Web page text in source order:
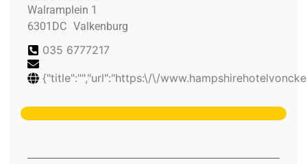
Walramplein 1
6301DC Valkenburg
035 6777217
{"title":"","url":"https:\/\/